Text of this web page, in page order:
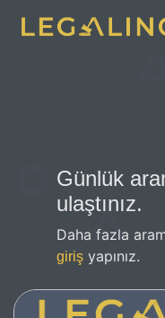
Günlük
ulaştınız.
Daha fazla
giriş yapınız.